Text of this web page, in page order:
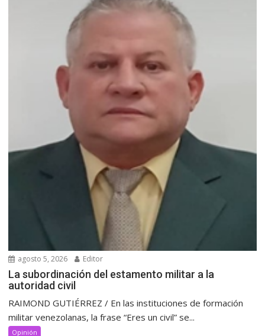
agosto 5, 2026 Editor
La subordinación del estamento militar a la
autoridad civil
RAIMOND GUTIÉRREZ / En las instituciones de formación
militar venezolanas, la frase “Eres un civil” se...
Opinión